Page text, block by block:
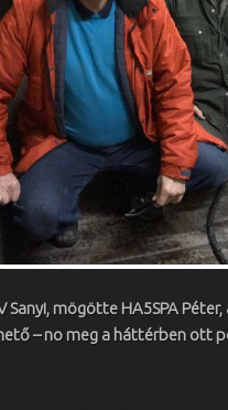
Sanyi, mögötte HA5SPA
– no meg a háttérben ott